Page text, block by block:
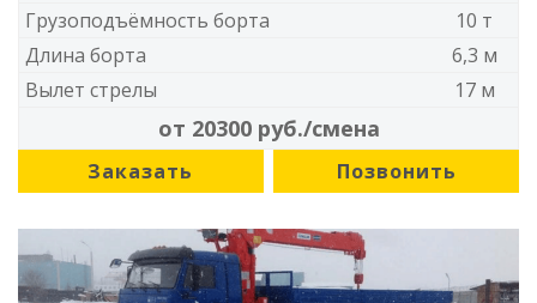
Грузоподъёмность борта
10 т
Длина борта
6,3 м
Вылет стрелы
17 м
от 20300 руб./смена
Заказать Позвонить